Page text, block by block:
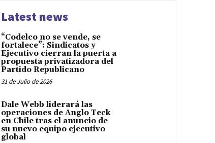
Latest news
“Codelco no se vende, se
fortalece”: Sindicatos y
Ejecutivo cierran la puerta a
propuesta privatizadora del
Partido Republicano
31 de Julio de 2026
Dale Webb liderará las
operaciones de Anglo Teck
en Chile tras el anuncio de
su nuevo equipo ejecutivo
global